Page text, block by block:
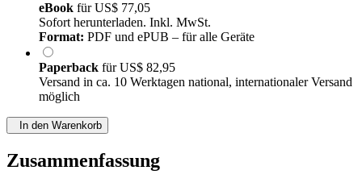
eBook fürUS$ 77,05
Sofort herunterladen. Inkl. MwSt.
Format: PDF und ePUB – für alle Geräte
Paperback fürUS$ 82,95
Versand in ca. 10 Werktagen national, internationaler Versand
möglich
In den Warenkorb
Zusammenfassung